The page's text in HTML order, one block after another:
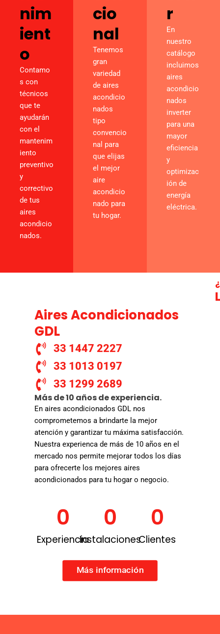
nim
ient
o
Contamo
s con
técnicos
que te
ayudarán
con el
mantenim
iento
preventivo
y
correctivo
de tus
aires
acondicio
nados.
cio
nal
Tenemos
gran
variedad
de aires
acondicio
nados
tipo
convencio
nal para
que elijas
el mejor
aire
acondicio
nado para
tu hogar.
r
En
nuestro
catálogo
incluimos
aires
acondicio
nados
inverter
para una
mayor
eficiencia
y
optimizac
ión de
energía
eléctrica.
Aires Acondicionados
GDL
33 1447 2227
33 1013 0197
33 1299 2689
Más de 10 años de experiencia.
En aires acondicionados GDL nos
comprometemos a brindarte la mejor
atención y garantizar tu máxima satisfacción.
Nuestra experienca de más de 10 años en el
mercado nos permite mejorar todos los días
para ofrecerte los mejores aires
acondicionados para tu hogar o negocio.
Experiencia
0
Instalaciones
0
Clientes
0
Más información